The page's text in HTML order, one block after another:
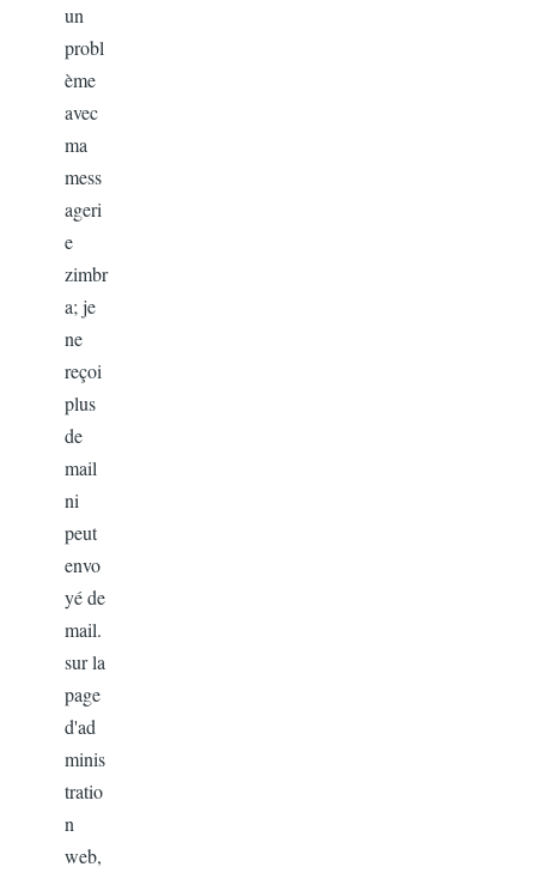
un
probl
ème
avec
ma
mess
ageri
e
zimbr
a; je
ne
reçoi
plus
de
mail
ni
peut
envo
yé de
mail.
sur la
page
d'ad
minis
tratio
n
web,